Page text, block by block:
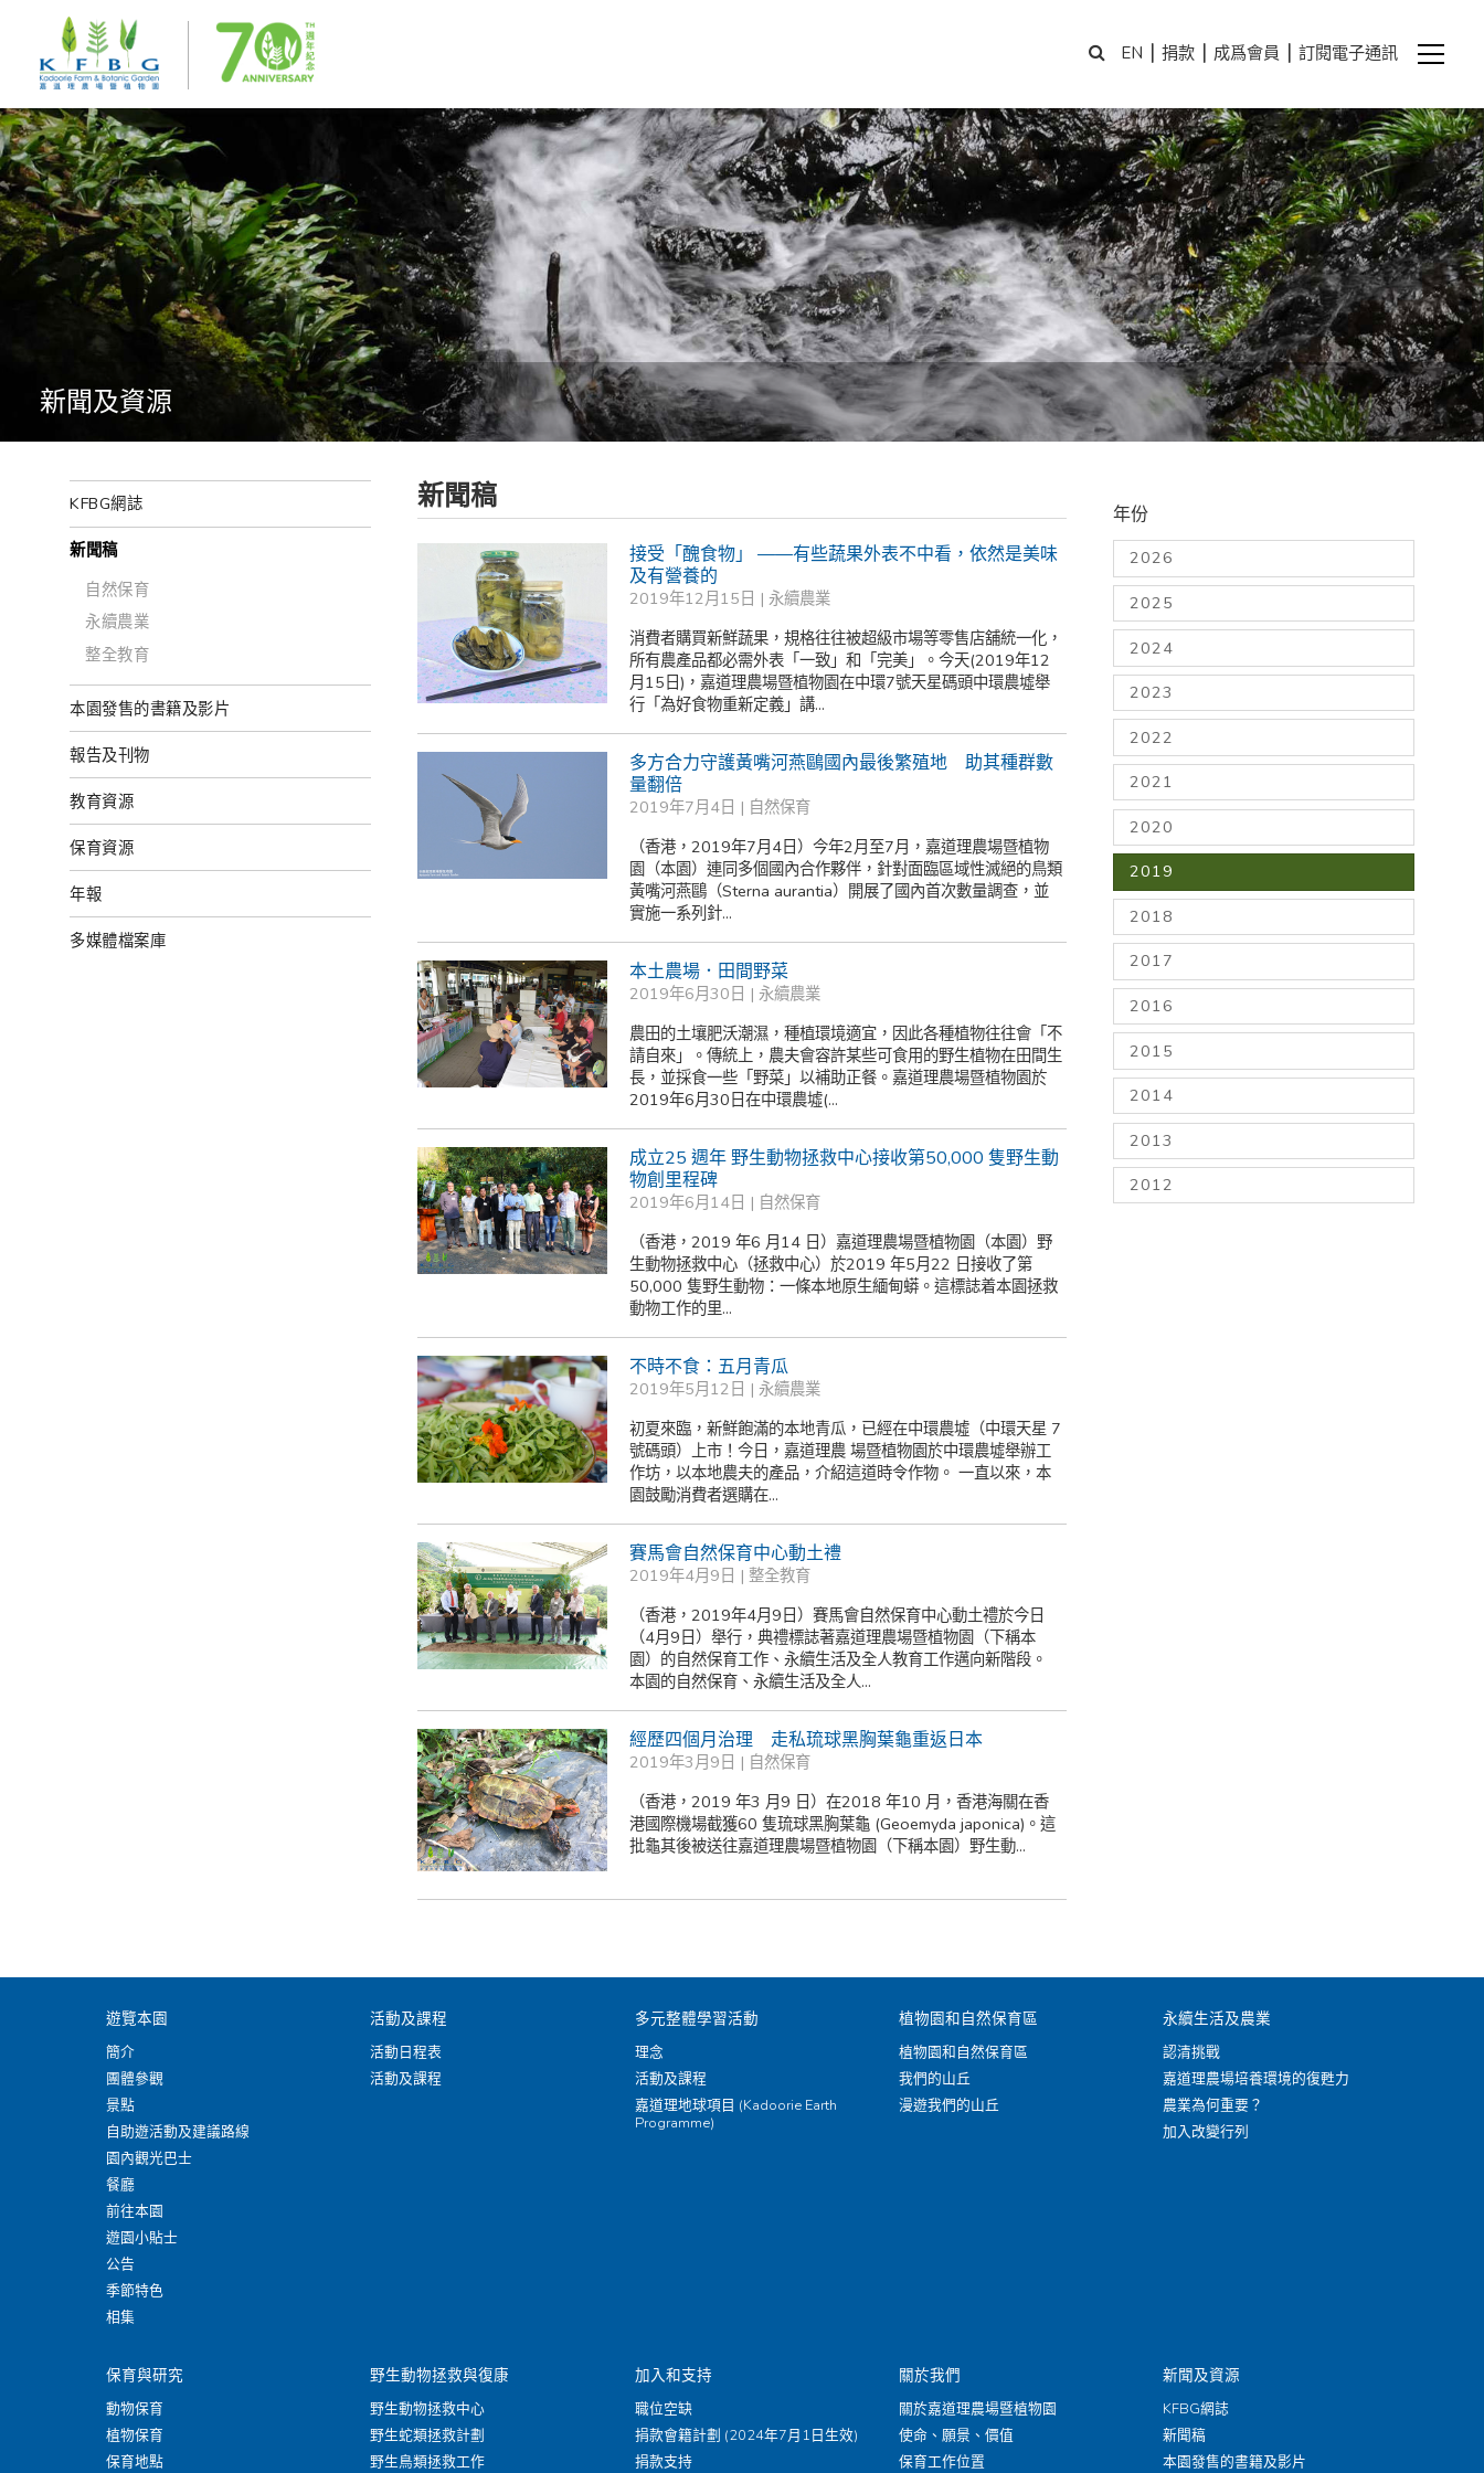
EN | 捐款 | 成爲會員 | 訂閱電子通訊
新聞及資源
KFBG網誌
新聞稿
自然保育
永續農業
整全教育
本園發售的書籍及影片
報告及刊物
教育資源
保育資源
年報
多媒體檔案庫
年份
2026
2025
2024
2023
2022
2021
2020
2019
2018
2017
2016
2015
2014
2013
2012
新聞稿
接受「醜食物」 ——有些蔬果外表不中看，依然是美味
及有營養的
2019年12月15日 | 永續農業
消費者購買新鮮蔬果，規格往往被超級市場等零售店舖統一化，
所有農產品都必需外表「一致」和「完美」。今天(2019年12
月15日)，嘉道理農場暨植物園在中環7號天星碼頭中環農墟舉
行「為好食物重新定義」講...
多方合力守護黃嘴河燕鷗國內最後繁殖地 助其種群數
量翻倍
2019年7月4日 | 自然保育
（香港，2019年7月4日）今年2月至7月，嘉道理農場暨植物
園（本園）連同多個國內合作夥伴，針對面臨區域性滅絕的鳥類
黃嘴河燕鷗（Sterna aurantia）開展了國內首次數量調查，並
實施一系列針...
本土農場．田間野菜
2019年6月30日 | 永續農業
農田的土壤肥沃潮濕，種植環境適宜，因此各種植物往往會「不
請自來」。傳統上，農夫會容許某些可食用的野生植物在田間生
長，並採食一些「野菜」以補助正餐。嘉道理農場暨植物園於
2019年6月30日在中環農墟(...
成立25 週年 野生動物拯救中心接收第50,000 隻野生動
物創里程碑
2019年6月14日 | 自然保育
（香港，2019 年6 月14 日）嘉道理農場暨植物園（本園）野
生動物拯救中心（拯救中心）於2019 年5月22 日接收了第
50,000 隻野生動物：一條本地原生緬甸蟒。這標誌着本園拯救
動物工作的里...
不時不食：五月青瓜
2019年5月12日 | 永續農業
初夏來臨，新鮮飽滿的本地青瓜，已經在中環農墟（中環天星 7
號碼頭）上市！今日，嘉道理農 場暨植物園於中環農墟舉辦工
作坊，以本地農夫的產品，介紹這道時令作物。 一直以來，本
園鼓勵消費者選購在...
賽馬會自然保育中心動土禮
2019年4月9日 | 整全教育
（香港，2019年4月9日）賽馬會自然保育中心動土禮於今日
（4月9日）舉行，典禮標誌著嘉道理農場暨植物園（下稱本
園）的自然保育工作、永續生活及全人教育工作邁向新階段。
本園的自然保育、永續生活及全人...
經歷四個月治理 走私琉球黑胸葉龜重返日本
2019年3月9日 | 自然保育
（香港，2019 年3 月9 日）在2018 年10 月，香港海關在香
港國際機場截獲60 隻琉球黑胸葉龜 (Geoemyda japonica)。這
批龜其後被送往嘉道理農場暨植物園（下稱本園）野生動...
遊覽本園
簡介
團體參觀
景點
自助遊活動及建議路線
園內觀光巴士
餐廳
前往本園
遊園小貼士
公告
季節特色
相集
活動及課程
活動日程表
活動及課程
多元整體學習活動
理念
活動及課程
嘉道理地球項目 (Kadoorie Earth
Programme)
植物園和自然保育區
植物園和自然保育區
我們的山丘
漫遊我們的山丘
永續生活及農業
認清挑戰
嘉道理農場培養環境的復甦力
農業為何重要？
加入改變行列
保育與研究
動物保育
植物保育
保育地點
野生動物拯救與復康
野生動物拯救中心
野生蛇類拯救計劃
野生鳥類拯救工作
加入和支持
職位空缺
捐款會籍計劃 (2024年7月1日生效)
捐款支持
關於我們
關於嘉道理農場暨植物園
使命、願景、價值
保育工作位置
新聞及資源
KFBG網誌
新聞稿
本園發售的書籍及影片